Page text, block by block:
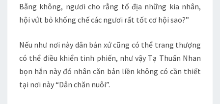
Bằng không, ngươi cho rằng tổ địa những kia nhân,
hội vứt bỏ khống chế các ngươi rất tốt cơ hội sao?”
Nếu như nơi này dân bản xứ cũng có thể trang thượng
có thể điều khiển tinh phiến, như vậy Tạ Thuấn Nhan
bọn hắn này đó nhân căn bản liền không có cần thiết
tại nơi này “Dân chăn nuôi”.